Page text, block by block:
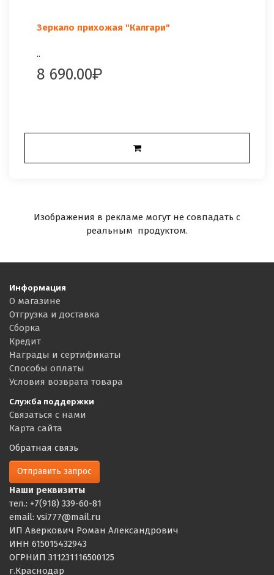
Зеркало прихожая "Калгари"
..
8 690.00
Изображения в рекламе могут не совпадать с
реальным продуктом.
Информация
О магазине
Отгрузка и доставка
Сборка
Кредит
Награды и сертификаты
Способы оплаты
Условия возврата товара
Служба поддержки
Связаться с нами
Карта сайта
Обратная связь
Отправить запрос
Наши реквизиты
тел.: +7(918) 339-60-81
email: vsi777@mail.ru
ИП Аверкович Роман Александрович
ИНН 615015432943
ОГРНИП 311231116500125
г.Краснодар